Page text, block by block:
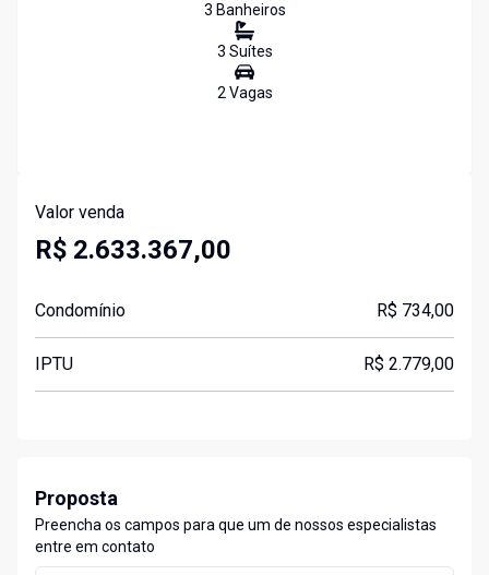
3 Banheiros
3 Suítes
2Vagas
Valor venda
R$ 2.633.367,00
Condomínio R$ 734,00
IPTU R$ 2.779,00
Proposta
Preencha os campos para que um de nossos especialistas
entre em contato